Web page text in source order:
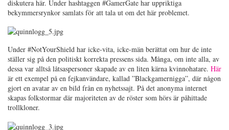
diskutera här. Under hashtaggen #GamerGate har uppriktiga
bekymmersrynkor samlats för att tala ut om det här problemet.
Under #NotYourShield har icke-vita, icke-män berättat om hur de inte
ställer sig på den politiskt korrekta pressens sida. Många, om inte alla, av
dessa var alltså låtsaspersoner skapade av en liten kärna kvinnohatare. Här
är ett exempel på en fejkanvändare, kallad ”Blackgamernigga”, där någon
gjort en avatar av en bild från en nyhetssajt. På det anonyma internet
skapas folkstormar där majoriteten av de röster som hörs är påhittade
trollkloner.